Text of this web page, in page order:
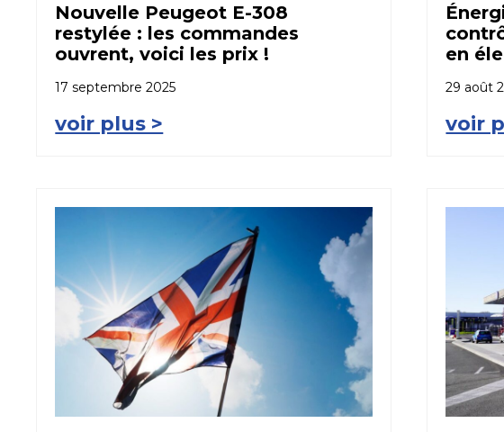
Nouvelle Peugeot E-308
restylée : les commandes
ouvrent, voici les prix !
17 septembre 2025
voir plus >
en
29 août
voir